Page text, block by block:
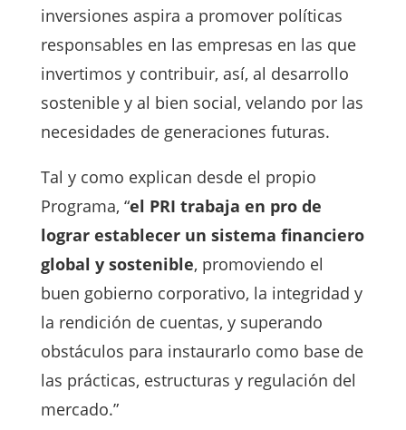
inversiones aspira a promover políticas
responsables en las empresas en las que
invertimos y contribuir, así, al desarrollo
sostenible y al bien social, velando por las
necesidades de generaciones futuras.
Tal y como explican desde el propio
Programa, “el PRI trabaja en pro de
lograr establecer un sistema financiero
global y sostenible, promoviendo el
buen gobierno corporativo, la integridad y
la rendición de cuentas, y superando
obstáculos para instaurarlo como base de
las prácticas, estructuras y regulación del
mercado.”